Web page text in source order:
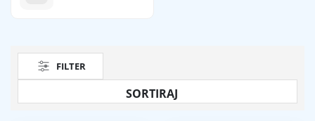
FILTER